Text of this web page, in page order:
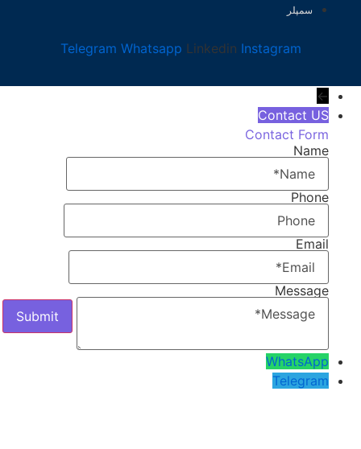
سمپلر
Telegram Whatsapp Linkedin Instagram
←
Contact US
Contact Form
Name
Phone
Email
Message
WhatsApp
Telegram